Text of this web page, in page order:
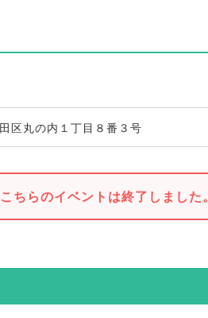
区丸の内１丁目８番３号
こちらのイベントは終了しました。